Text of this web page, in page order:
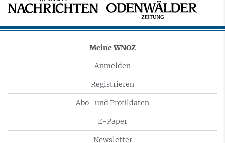
Meine WNOZ
Anmelden
Registrieren
Abo- und Profildaten
E-Paper
Newsletter